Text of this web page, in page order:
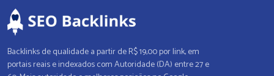
Backlinks de qualidade a partir de R$ 19,00 por link, em
portais reais e indexados com Autoridade (DA) entre 27 e